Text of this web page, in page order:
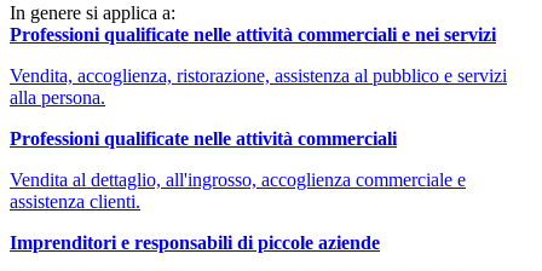
In genere si applica a:
Professioni qualificate nelle attività commerciali e nei servizi
Vendita, accoglienza, ristorazione, assistenza al pubblico e servizi
alla persona.
Professioni qualificate nelle attività commerciali
Vendita al dettaglio, all'ingrosso, accoglienza commerciale e
assistenza clienti.
Imprenditori e responsabili di piccole aziende